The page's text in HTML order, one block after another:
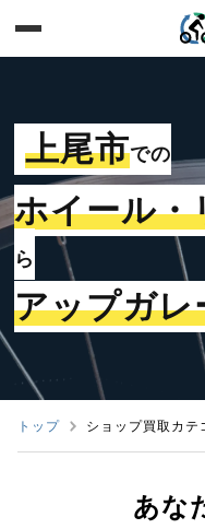
上尾市での
ホイール・
ら
アップガレ
トップ ショップ買取カテ
あな